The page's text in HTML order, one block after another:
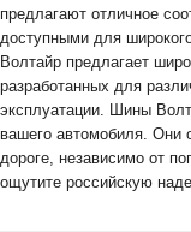
предлагают отличное
доступными для
Волтайр предлагает
разработанных для
эксплуатации. Шины
вашего автомобиля. Они
дороге, независимо от
ощутите российскую